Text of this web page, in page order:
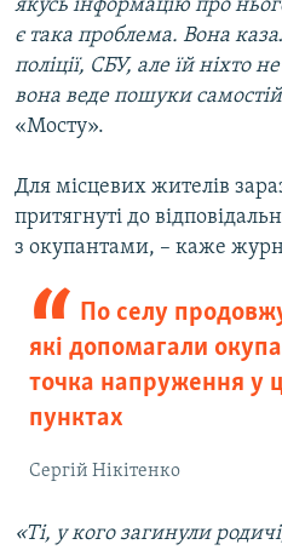
якусь інформацію про
є така проблема. Вона
поліції, СБУ, але їй ніхто
вона веде пошуки
«Мосту».
Для місцевих жителів
притягнуті до
з окупантами, – каже
По селу
які допомагали
точка напруження у
пунктах
Сергій Нікітенко
«Ті, у кого загинули